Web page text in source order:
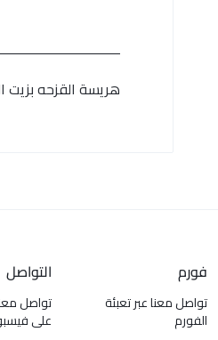
هريسة القزحه بزيت
فورم
تواصل معنا عبر تعبئة
الفورم
التواصل
تواصل
على